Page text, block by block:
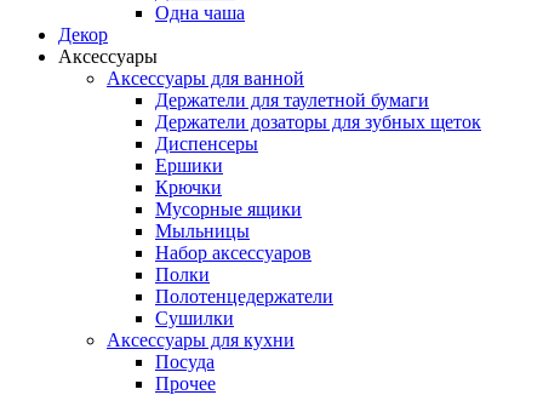
Одна чаша
Декор
Аксессуары
Аксессуары для ванной
Держатели для таулетной бумаги
Держатели дозаторы для зубных щеток
Диспенсеры
Ершики
Крючки
Мусорные ящики
Мыльницы
Набор аксессуаров
Полки
Полотенцедержатели
Сушилки
Аксессуары для кухни
Посуда
Прочее